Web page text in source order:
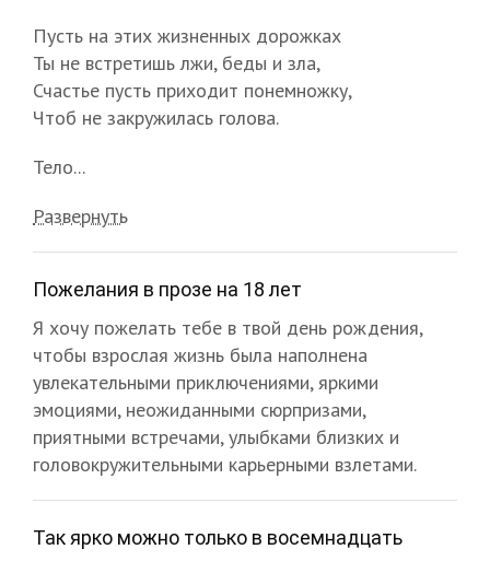
Пусть на этих жизненных дорожках
Ты не встретишь лжи, беды и зла,
Счастье пусть приходит понемножку,
Чтоб не закружилась голова.
Тело...
Развернуть
Пожелания в прозе на 18 лет
Я хочу пожелать тебе в твой день рождения,
чтобы взрослая жизнь была наполнена
увлекательными приключениями, яркими
эмоциями, неожиданными сюрпризами,
приятными встречами, улыбками близких и
головокружительными карьерными взлетами.
Так ярко можно только в восемнадцать